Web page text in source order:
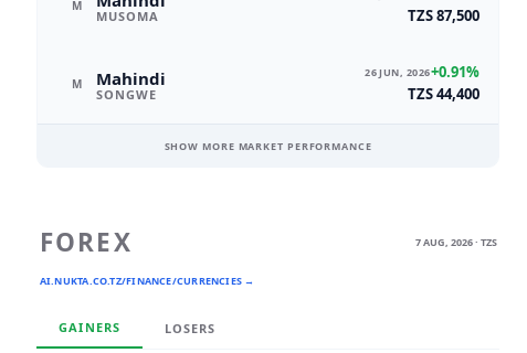
M
MUSOMA
TZS 87,500
M Mahindi
SONGWE
26 JUN, 2026+0.91%
TZS 44,400
SHOW MORE MARKET PERFORMANCE
FOREX
AI.NUKTA.CO.TZ/FINANCE/CURRENCIES →
7 AUG, 2026 · TZS
GAINERS LOSERS